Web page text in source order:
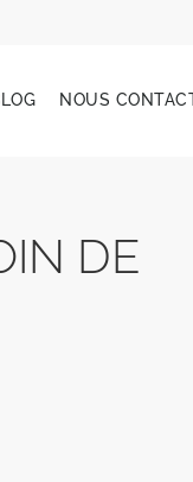
NOUS
DE